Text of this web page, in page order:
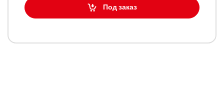
Под заказ